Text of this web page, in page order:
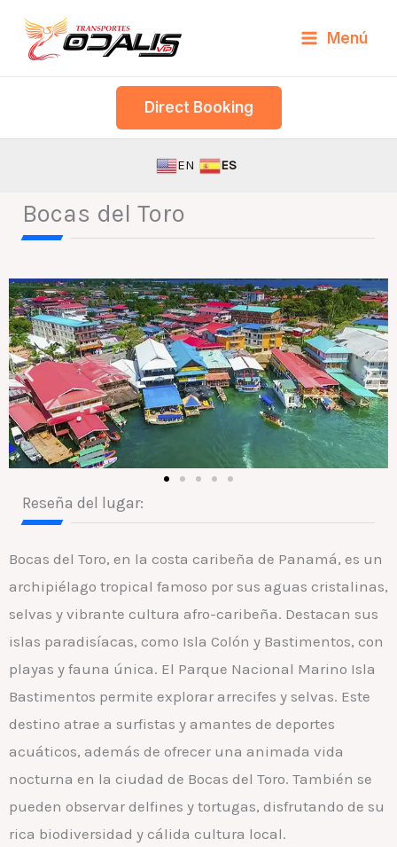
Skip
Menú
Direct Booking
EN ES
Bocas del Toro
Reseña del lugar:
Bocas del Toro, en la costa caribeña de Panamá, es un
archipiélago tropical famoso por sus aguas cristalinas,
selvas y vibrante cultura afro-caribeña. Destacan sus
islas paradisíacas, como Isla Colón y Bastimentos, con
playas y fauna única. El Parque Nacional Marino Isla
Bastimentos permite explorar arrecifes y selvas. Este
destino atrae a surfistas y amantes de deportes
acuáticos, además de ofrecer una animada vida
nocturna en la ciudad de Bocas del Toro. También se
pueden observar delfines y tortugas, disfrutando de su
rica biodiversidad y cálida cultura local.